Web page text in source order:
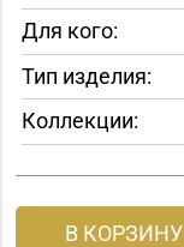
Для кого:
Тип изделия:
Коллекции:
В КОРЗИНУ